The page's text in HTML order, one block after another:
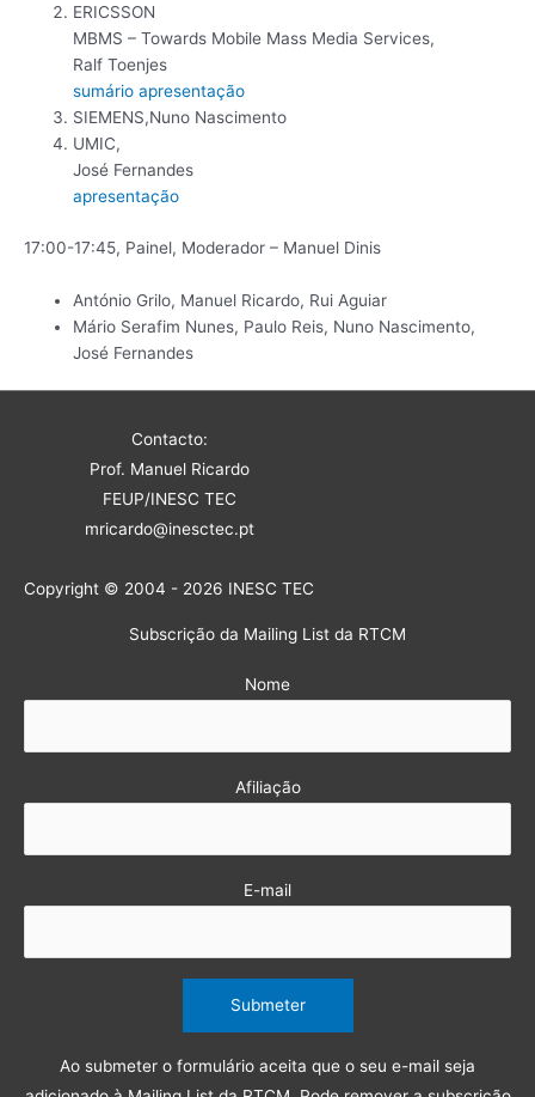
ERICSSON
MBMS – Towards Mobile Mass Media Services,
Ralf Toenjes
sumário apresentação
SIEMENS,Nuno Nascimento
UMIC,
José Fernandes
apresentação
17:00-17:45, Painel, Moderador – Manuel Dinis
António Grilo, Manuel Ricardo, Rui Aguiar
Mário Serafim Nunes, Paulo Reis, Nuno Nascimento,
José Fernandes
Contacto:
Prof. Manuel Ricardo
FEUP/INESC TEC
mricardo@inesctec.pt
Copyright © 2004 - 2026 INESC TEC
Subscrição da Mailing List da RTCM
Nome
Afiliação
E-mail
Ao submeter o formulário aceita que o seu e-mail seja